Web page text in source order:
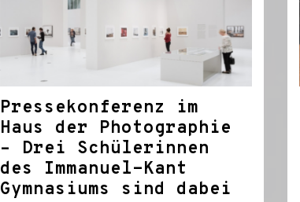
Pressekonferenz im
Haus der Photographie
– Drei Schülerinnen
des Immanuel-Kant
Gymnasiums sind dabei